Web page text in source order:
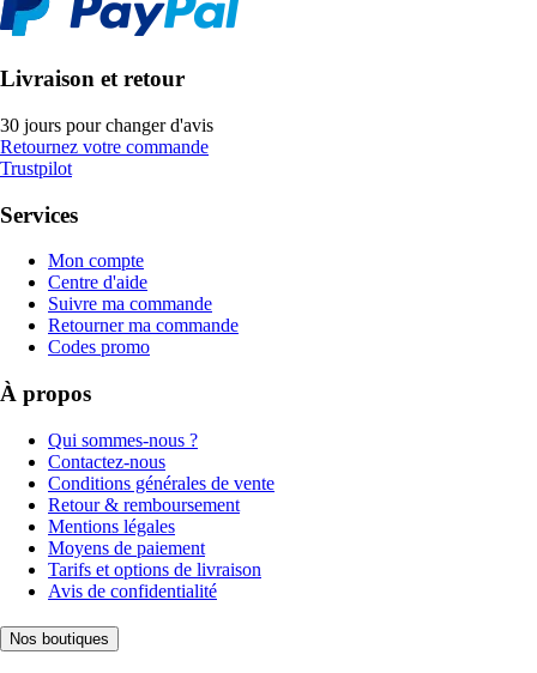
Livraison et retour
30 jours pour changer d'avis
Retournez votre commande
Trustpilot
Services
Mon compte
Centre d'aide
Suivre ma commande
Retourner ma commande
Codes promo
À propos
Qui sommes-nous ?
Contactez-nous
Conditions générales de vente
Retour & remboursement
Mentions légales
Moyens de paiement
Tarifs et options de livraison
Avis de confidentialité
Nos boutiques